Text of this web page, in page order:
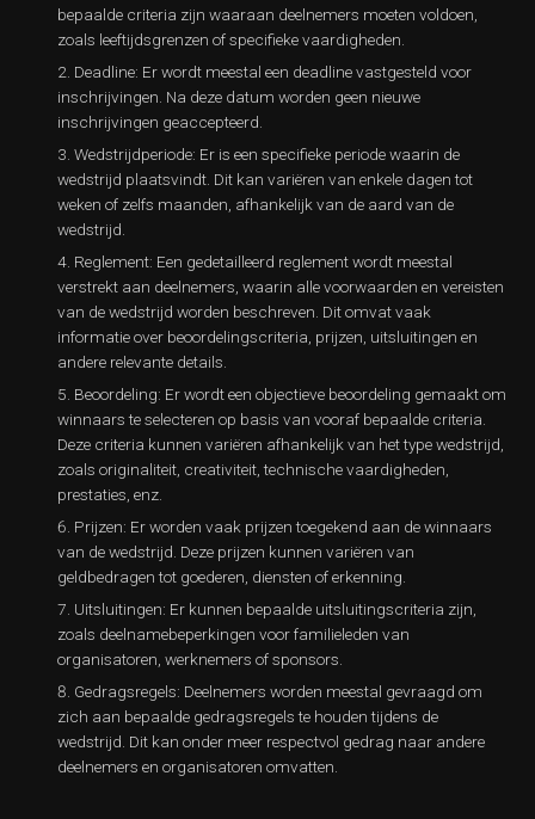
bepaalde criteria zijn waaraan deelnemers moeten voldoen,
zoals leeftijdsgrenzen of specifieke vaardigheden.
Deadline: Er wordt meestal een deadline vastgesteld voor
inschrijvingen. Na deze datum worden geen nieuwe
inschrijvingen geaccepteerd.
Wedstrijdperiode: Er is een specifieke periode waarin de
wedstrijd plaatsvindt. Dit kan variëren van enkele dagen tot
weken of zelfs maanden, afhankelijk van de aard van de
wedstrijd.
Reglement: Een gedetailleerd reglement wordt meestal
verstrekt aan deelnemers, waarin alle voorwaarden en vereisten
van de wedstrijd worden beschreven. Dit omvat vaak
informatie over beoordelingscriteria, prijzen, uitsluitingen en
andere relevante details.
Beoordeling: Er wordt een objectieve beoordeling gemaakt om
winnaars te selecteren op basis van vooraf bepaalde criteria.
Deze criteria kunnen variëren afhankelijk van het type wedstrijd,
zoals originaliteit, creativiteit, technische vaardigheden,
prestaties, enz.
Prijzen: Er worden vaak prijzen toegekend aan de winnaars
van de wedstrijd. Deze prijzen kunnen variëren van
geldbedragen tot goederen, diensten of erkenning.
Uitsluitingen: Er kunnen bepaalde uitsluitingscriteria zijn,
zoals deelnamebeperkingen voor familieleden van
organisatoren, werknemers of sponsors.
Gedragsregels: Deelnemers worden meestal gevraagd om
zich aan bepaalde gedragsregels te houden tijdens de
wedstrijd. Dit kan onder meer respectvol gedrag naar andere
deelnemers en organisatoren omvatten.